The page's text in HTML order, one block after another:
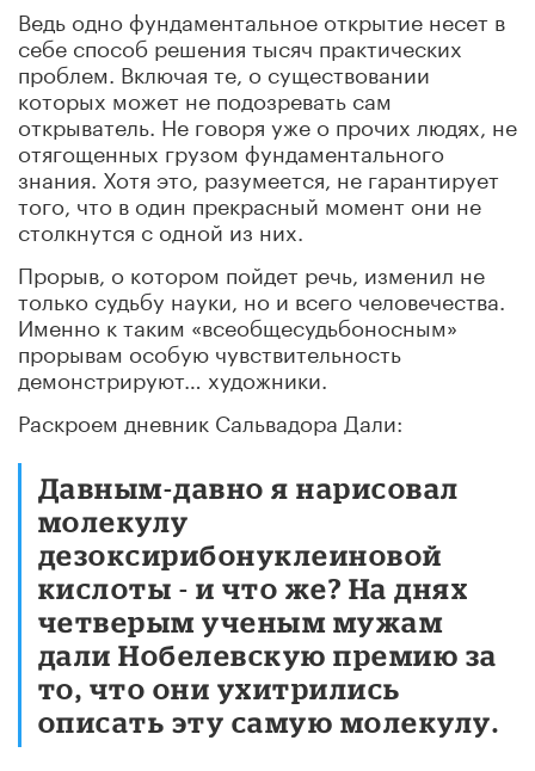
Ведь одно фундаментальное открытие несет в
себе способ решения тысяч практических
проблем. Включая те, о существовании
которых может не подозревать сам
открыватель. Не говоря уже о прочих людях, не
отягощенных грузом фундаментального
знания. Хотя это, разумеется, не гарантирует
того, что в один прекрасный момент они не
столкнутся с одной из них.
Прорыв, о котором пойдет речь, изменил не
только судьбу науки, но и всего человечества.
Именно к таким «всеобщесудьбоносным»
прорывам особую чувствительность
демонстрируют… художники.
Раскроем дневник Сальвадора Дали:
Давным-давно я нарисовал
молекулу
дезоксирибонуклеиновой
кислоты - и что же? На днях
четверым ученым мужам
дали Нобелевскую премию за
то, что они ухитрились
описать эту самую молекулу.